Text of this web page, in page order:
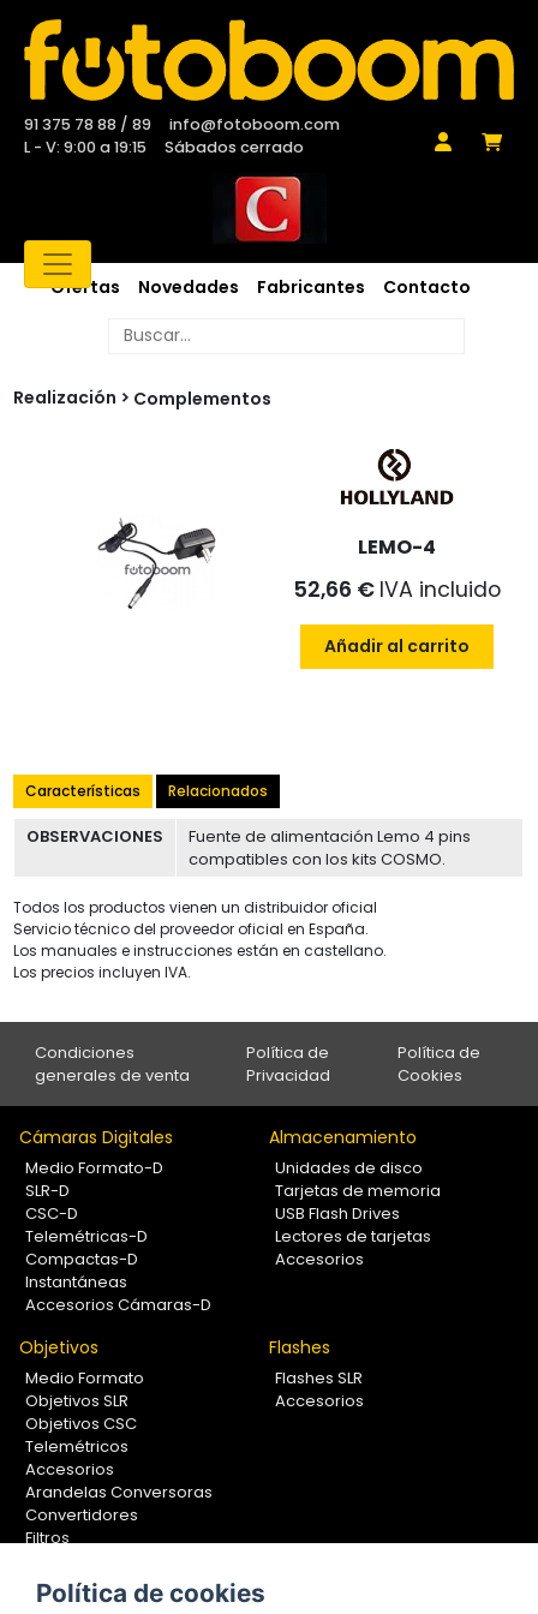
91 375 78 88 / 89
info@fotoboom.com
L - V: 9:00 a 19:15
Sábados cerrado
Ofertas Novedades Fabricantes Contacto
Realización Complementos
LEMO-4
52,66 € IVA incluido
Añadir al carrito
Características Relacionados
OBSERVACIONES
Fuente de alimentación Lemo 4 pins
compatibles con los kits COSMO.
Todos los productos vienen un distribuidor oficial
Servicio técnico del proveedor oficial en España.
Los manuales e instrucciones están en castellano.
Los precios incluyen IVA.
Condiciones
generales de venta
Política de
Privacidad
Política de
Cookies
Cámaras Digitales
Medio Formato-D
SLR-D
CSC-D
Telemétricas-D
Compactas-D
Instantáneas
Accesorios Cámaras-D
Almacenamiento
Unidades de disco
Tarjetas de memoria
USB Flash Drives
Lectores de tarjetas
Accesorios
Objetivos
Medio Formato
Objetivos SLR
Objetivos CSC
Telemétricos
Accesorios
Arandelas Conversoras
Convertidores
Filtros
Calibradores
Flashes
Flashes SLR
Accesorios
Política de cookies